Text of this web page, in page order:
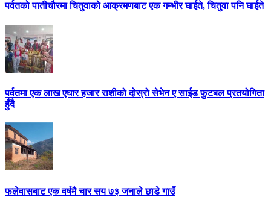
पर्वतको पातीचौरमा चितुवाको आक्रमणबाट एक गम्भीर घाईते, चितुवा पनि घाईते
पर्वतमा एक लाख एघार हजार राशीको दोस्रो सेभेन ए साईड फुटबल प्रतयोगिता
हुँदै
फलेवासबाट एक वर्षमै चार सय ७३ जनाले छाडे गाउँ